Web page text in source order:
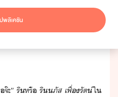
พลิเคชัน
สื​ล​ ​่​จะ​หัไป​ทา​ารา​
า​ไ้​ทัที​่า​เล่​เสีา​ ​และ​ค​เสี​
จ๊ะ​”​ ริหรื​ ริ​ภัส​ ​เฟื่​รัต์​ใ​